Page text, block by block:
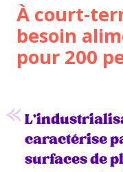
À court-
besoin
pour 200
caractérise
surfaces de